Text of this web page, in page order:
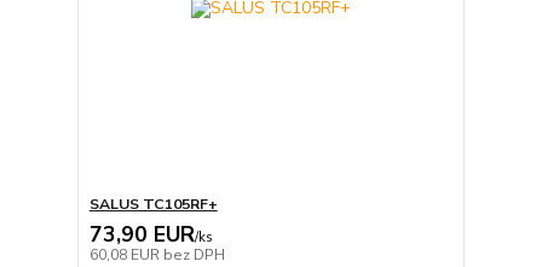
SALUS TC105RF+
73,90 EUR/ks
60,08 EUR bez DPH